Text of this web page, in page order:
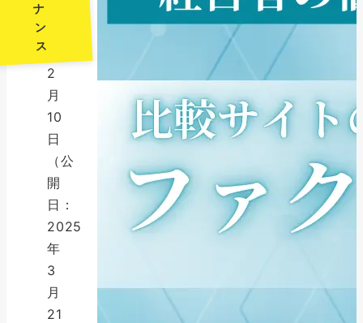
ナ
ン
ス
2
月
10
日
（公
開
日：
2025
年
3
月
21